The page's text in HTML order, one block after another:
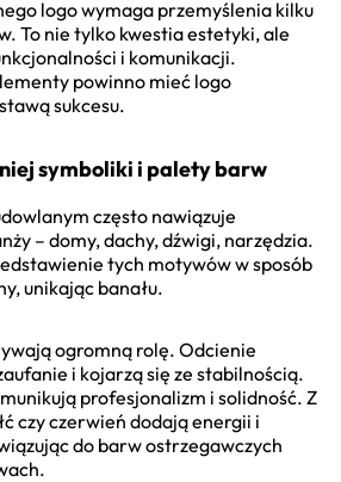
logo wymaga przemyślenia kilku
To nie tylko kwestia estetyki, ale
i komunikacji.
powinno mieć logo
sukcesu.
symboliki i palety barw
często nawiązuje
– domy, dachy, dźwigi, narzędzia.
tych motywów w sposób
unikając banału.
ogromną rolę. Odcienie
i kojarzą się ze stabilnością.
profesjonalizm i solidność. Z
czy czerwień dodają energii i
do barw ostrzegawczych